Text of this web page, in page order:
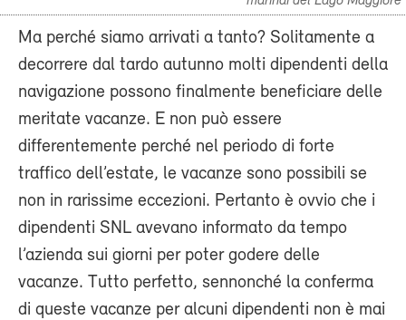
Ma perché siamo arrivati a tanto? Solitamente a
decorrere dal tardo autunno molti dipendenti della
navigazione possono finalmente beneficiare delle
meritate vacanze. E non può essere
differentemente perché nel periodo di forte
traffico dell’estate, le vacanze sono possibili se
non in rarissime eccezioni. Pertanto è ovvio che i
dipendenti SNL avevano informato da tempo
l’azienda sui giorni per poter godere delle
vacanze. Tutto perfetto, sennonché la conferma
di queste vacanze per alcuni dipendenti non è mai